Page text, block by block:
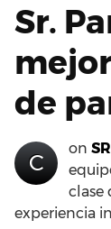
Sr.
de
C
on
clase
experiencia